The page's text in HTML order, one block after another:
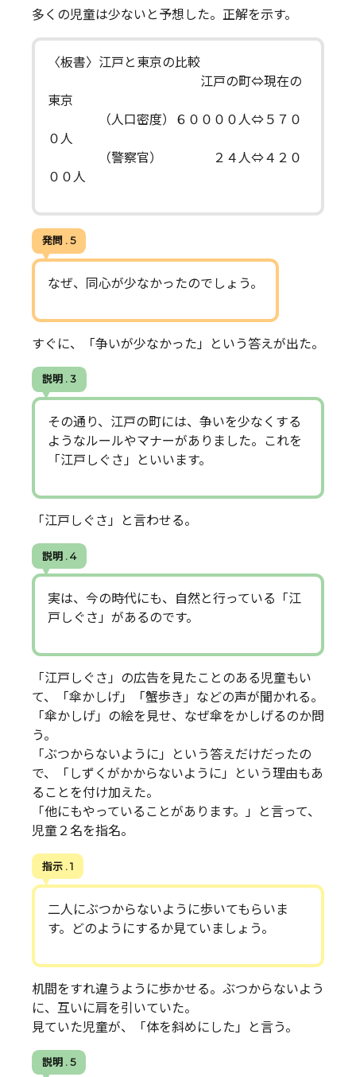
多くの児童は少ないと予想した。正解を示す。
〈板書〉江戸と東京の比較
江戸の町⇔現在の
東京
（人口密度）６００００人⇔５７０
０人
（警察官） ２４人⇔４２０
００人
発問 . 5
なぜ、同心が少なかったのでしょう。
すぐに、「争いが少なかった」という答えが出た。
説明 . 3
その通り、江戸の町には、争いを少なくする
ようなルールやマナーがありました。これを
「江戸しぐさ」といいます。
「江戸しぐさ」と言わせる。
説明 . 4
実は、今の時代にも、自然と行っている「江
戸しぐさ」があるのです。
「江戸しぐさ」の広告を見たことのある児童もい
て、「傘かしげ」「蟹歩き」などの声が聞かれる。
「傘かしげ」の絵を見せ、なぜ傘をかしげるのか問
う。
「ぶつからないように」という答えだけだったの
で、「しずくがかからないように」という理由もあ
ることを付け加えた。
「他にもやっていることがあります。」と言って、
児童２名を指名。
指示 . 1
二人にぶつからないように歩いてもらいま
す。どのようにするか見ていましょう。
机間をすれ違うように歩かせる。ぶつからないよう
に、互いに肩を引いていた。
見ていた児童が、「体を斜めにした」と言う。
説明 . 5